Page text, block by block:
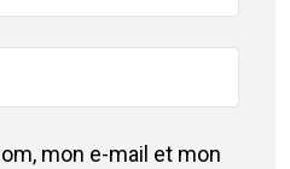
mon e-mail et mon